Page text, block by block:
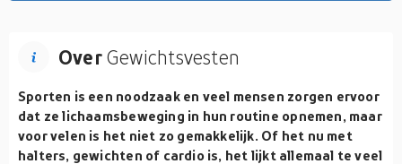
OverGewichtsvesten
Sporten is een noodzaak en veel mensen zorgen ervoor
dat ze lichaamsbeweging in hun routine opnemen, maar
voor velen is het niet zo gemakkelijk. Of het nu met
halters, gewichten of cardio is, het lijkt allemaal te veel